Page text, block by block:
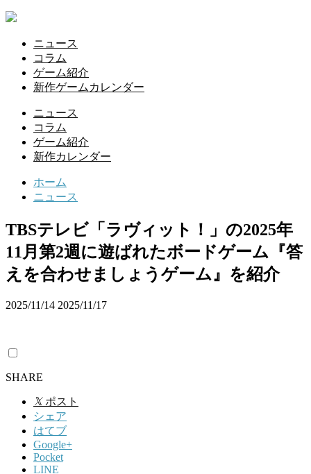
ニュース
コラム
ゲーム紹介
新作ゲームカレンダー
ニュース
コラム
ゲーム紹介
新作カレンダー
ホーム
ニュース
TBSテレビ「ラヴィット！」の2025年
11月第2週に遊ばれたボードゲーム『答
えを合わせましょうゲーム』を紹介
2025/11/14 2025/11/17
SHARE
𝕏 ポスト
シェア
はてブ
Google+
Pocket
LINE